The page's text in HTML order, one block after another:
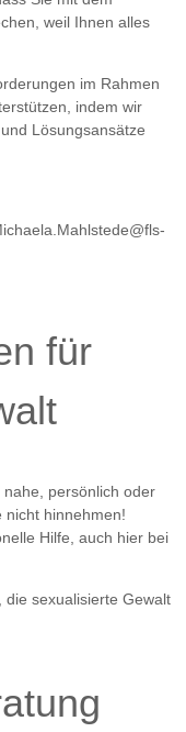
weil Ihnen alles
im Rahmen
indem wir
Lösungsansätze
für
persönlich oder
nicht hinnehmen!
Hilfe, auch hier bei
sexualisierte Gewalt